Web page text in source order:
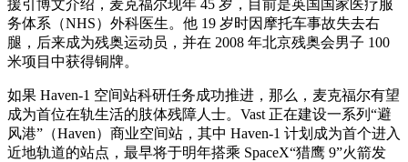
援引博文介绍，麦克福尔现年 45 岁，目前是英国国家医疗服
务体系（NHS）外科医生。他 19 岁时因摩托车事故失去右
腿，后来成为残奥运动员，并在 2008 年北京残奥会男子 100
米项目中获得铜牌。
如果 Haven-1 空间站科研任务成功推进，那么，麦克福尔有望
成为首位在轨生活的肢体残障人士。Vast 正在建设一系列“避
风港”（Haven）商业空间站，其中 Haven-1 计划成为首个进入
近地轨道的站点，最早将于明年搭乘 SpaceX“猎鹰 9”火箭发